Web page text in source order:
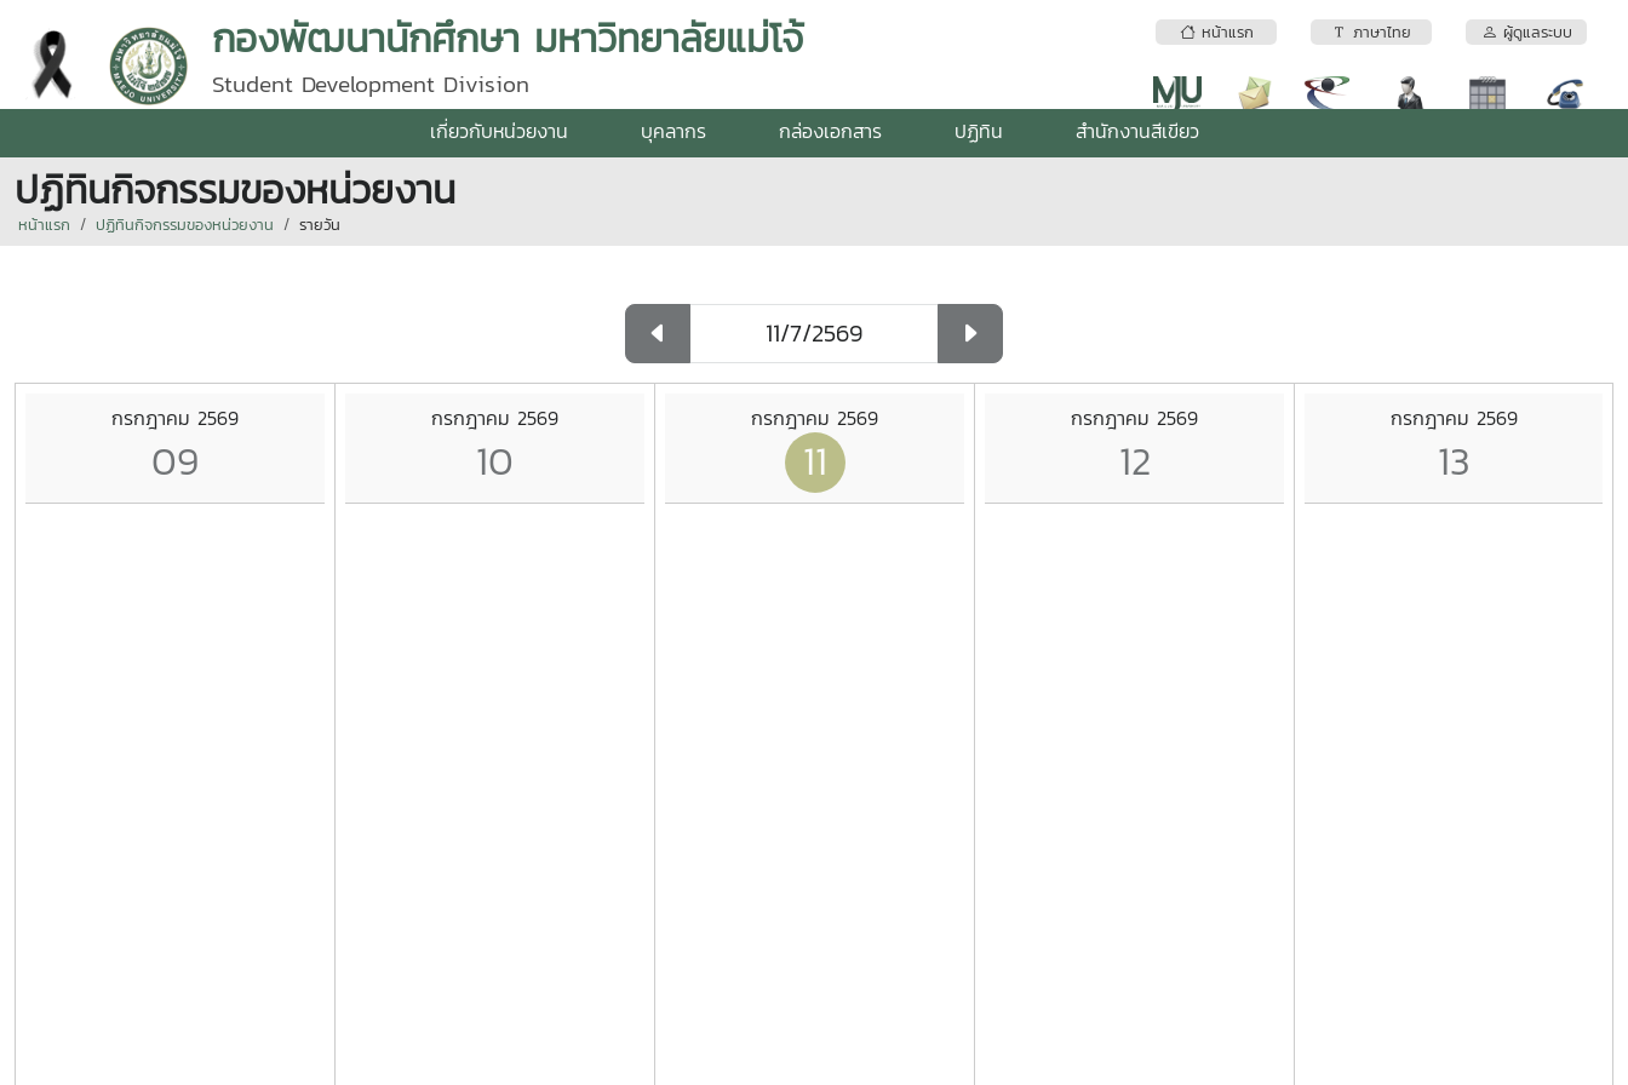
หน้าแรก ภาษาไทย ผู้ดูแลระบบ
กองพัฒนานักศึกษา มหาวิทยาลัยแม่โจ้
Student Development Division
เกี่ยวกับหน่วยงาน บุคลากร กล่องเอกสาร ปฏิทิน สำนักงานสีเขียว
ปฏิทินกิจกรรมของหน่วยงาน
หน้าแรก ปฏิทินกิจกรรมของหน่วยงาน รายวัน
กรกฎาคม 2569
09
กรกฎาคม 2569
10
กรกฎาคม 2569
11
กรกฎาคม 2569
12
กรกฎาคม 2569
13